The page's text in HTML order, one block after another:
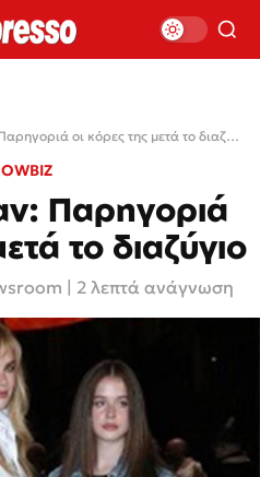
Νικόλ Κίντμαν: Παρηγοριά οι κόρες της μετά το διαζύγιο
Παρηγοριά
το διαζύγιο
| 2 λεπτά ανάγνωση